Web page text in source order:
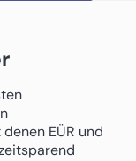
EÜR und